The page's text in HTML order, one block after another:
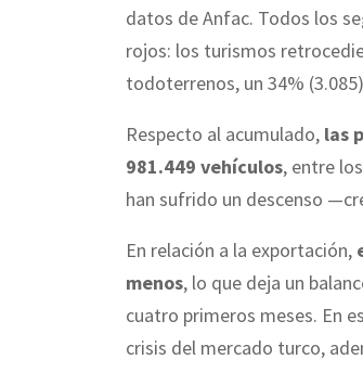
datos de Anfac. Todos los
rojos: los turismos
todoterrenos, un 34%
Respecto al acumulado, las
981.449 vehículos, entre
han sufrido un descenso
En relación a la exportación,
menos, lo que deja un
cuatro primeros meses. En
crisis del mercado turco,